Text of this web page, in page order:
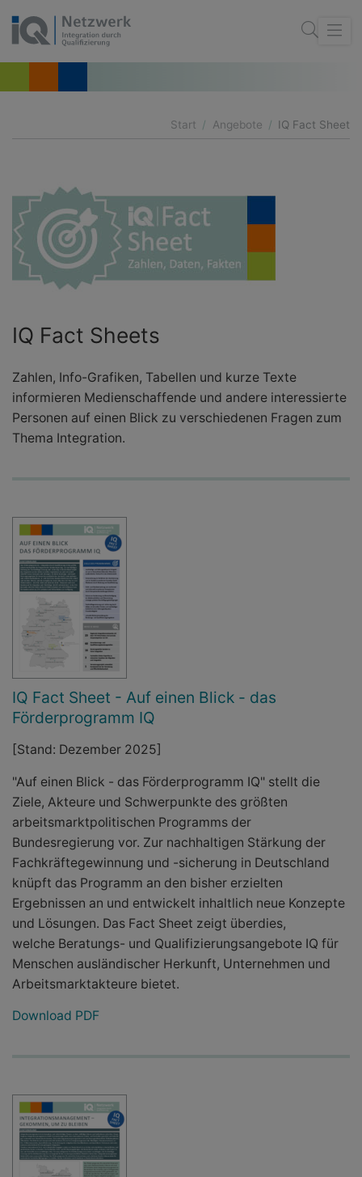
Start Angebote IQ Fact Sheet
IQ Fact Sheets
Zahlen, Info-Grafiken, Tabellen und kurze Texte
informieren Medienschaffende und andere interessierte
Personen auf einen Blick zu verschiedenen Fragen zum
Thema Integration.
IQ Fact Sheet - Auf einen Blick - das
Förderprogramm IQ
[Stand: Dezember 2025]
"Auf einen Blick - das Förderprogramm IQ" stellt die
Ziele, Akteure und Schwerpunkte des größten
arbeitsmarktpolitischen Programms der
Bundesregierung vor. Zur nachhaltigen Stärkung der
Fachkräftegewinnung und -sicherung in Deutschland
knüpft das Programm an den bisher erzielten
Ergebnissen an und entwickelt inhaltlich neue Konzepte
und Lösungen. Das Fact Sheet zeigt überdies,
welche Beratungs- und Qualifizierungsangebote IQ für
Menschen ausländischer Herkunft, Unternehmen und
Arbeitsmarktakteure bietet.
Download PDF